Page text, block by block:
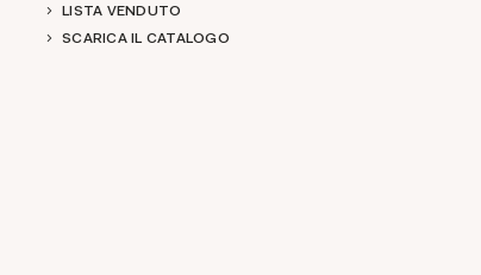
LISTA VENDUTO
SCARICA IL CATALOGO